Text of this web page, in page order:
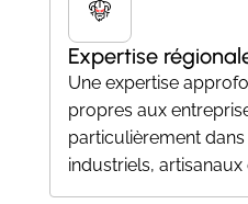
Expertise
Une expertise
propres aux
particulièrement
industriels, artisanaux